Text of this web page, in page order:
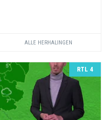
ALLE HERHALINGEN
RTL 4